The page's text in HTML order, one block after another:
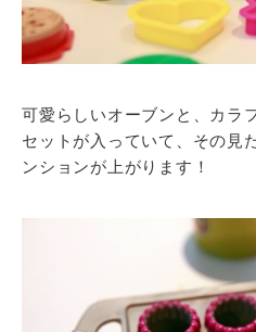
可愛らしいオーブンと、カラ
セットが入っていて、その見
ンションが上がります！